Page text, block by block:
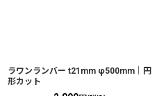
ラワンランバー t21mm φ500mm｜円
形カット